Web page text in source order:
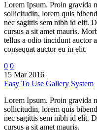
Lorem Ipsum. Proin gravida
sollicitudin, lorem quis
nec sagittis sem nibh id elit.
cursus a sit amet mauris.
tellus a odio tincidunt auctor
consequat auctor eu in elit.
0 0
15 Mar 2016
Easy To Use Gallery System
Lorem Ipsum. Proin gravida
sollicitudin, lorem quis
nec sagittis sem nibh id elit.
cursus a sit amet mauris.